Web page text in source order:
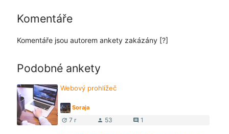
Komentáře
Komentáře jsou autorem ankety zakázány [?]
Podobné ankety
Webový prohlížeč
Soraja
update 7 r person 53 comment 1